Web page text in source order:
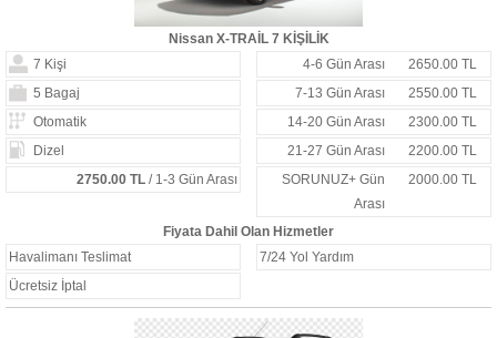
Nissan X-TRAİL 7 KİŞİLİK
7 Kişi
4-6 Gün Arası
2650.00 TL
5 Bagaj
7-13 Gün Arası
2550.00 TL
Otomatik
14-20 Gün Arası
2300.00 TL
Dizel
21-27 Gün Arası
2200.00 TL
2750.00 TL/ 1-3 Gün Arası
SORUNUZ+ Gün
Arası
2000.00 TL
Fiyata Dahil Olan Hizmetler
Havalimanı Teslimat
7/24 Yol Yardım
Ücretsiz İptal